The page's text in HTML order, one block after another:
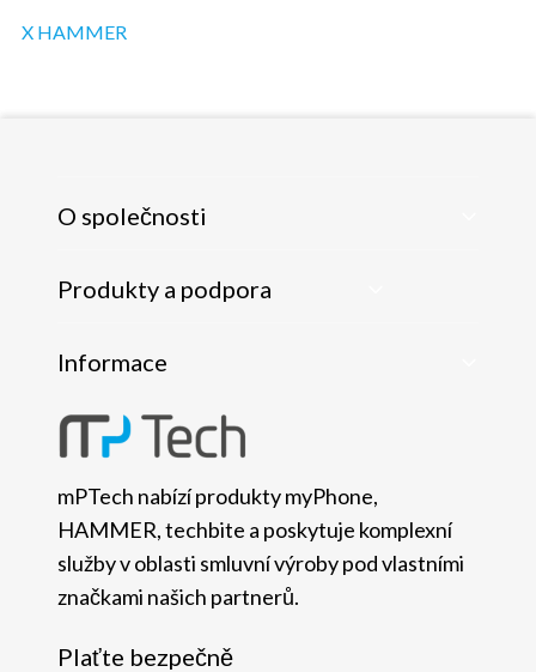
X HAMMER
O společnosti
Produkty a podpora
Informace
mPTech nabízí produkty myPhone,
HAMMER, techbite a poskytuje komplexní
služby v oblasti smluvní výroby pod vlastními
značkami našich partnerů.
Plaťte bezpečně